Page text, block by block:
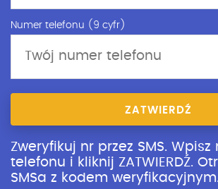
Numer telefonu (9 cyfr)
ZATWIERDŹ
Zweryfikuj nr przez SMS. Wpisz
telefonu i kliknij ZATWIERDŹ.
SMSa z kodem weryfikacyjnym.